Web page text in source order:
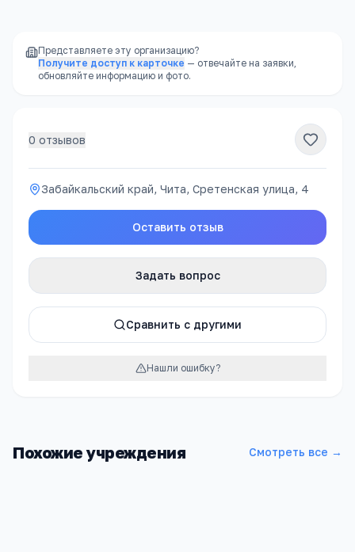
Представляете эту организацию?
Получите доступ к карточке — отвечайте на заявки,
обновляйте информацию и фото.
0 отзывов
Забайкальский край, Чита, Сретенская улица, 4
Оставить отзыв
Задать вопрос
Сравнить с другими
Нашли ошибку?
Похожие учреждения Смотреть все →